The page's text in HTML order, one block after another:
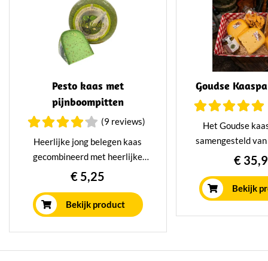
Pesto kaas met
pijnboompitten
(9 reviews)
Heerlijke jong belegen kaas
gecombineerd met heerlijke
groene pesto. Dankzij de
toevoeging van basilicum,
pijnboompitjes en knoflook
waant u zich in het Middellands
Zeegebied.
€ 5,25
Bekijk product
Goudse
Het Goudse
samengesteld
authentieke
Verpakt in een
bevat dit
verschillende
gram. Perfect voor
€
Bekijk